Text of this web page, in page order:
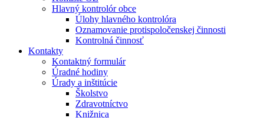
Hlavný kontrolór obce
Úlohy hlavného kontrolóra
Oznamovanie protispoločenskej činnosti
Kontrolná činnosť
Kontakty
Kontaktný formulár
Úradné hodiny
Úrady a inštitúcie
Školstvo
Zdravotníctvo
Knižnica